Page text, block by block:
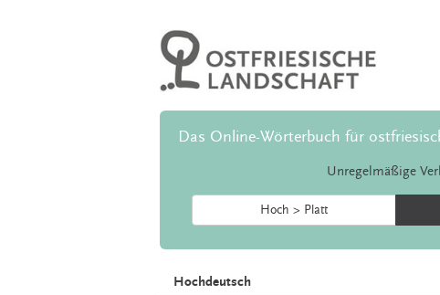
Das Online-Wörterbuch für
Unregelmäßige
Hoch > Platt
Hochdeutsch